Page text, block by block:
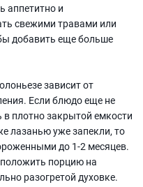
аппетитно и
свежими травами или
добавить еще больше
зависит от
Если блюдо еще не
плотно закрытой емкости
лазанью уже запекли, то
до 1-2 месяцев.
порцию на
разогретой духовке.